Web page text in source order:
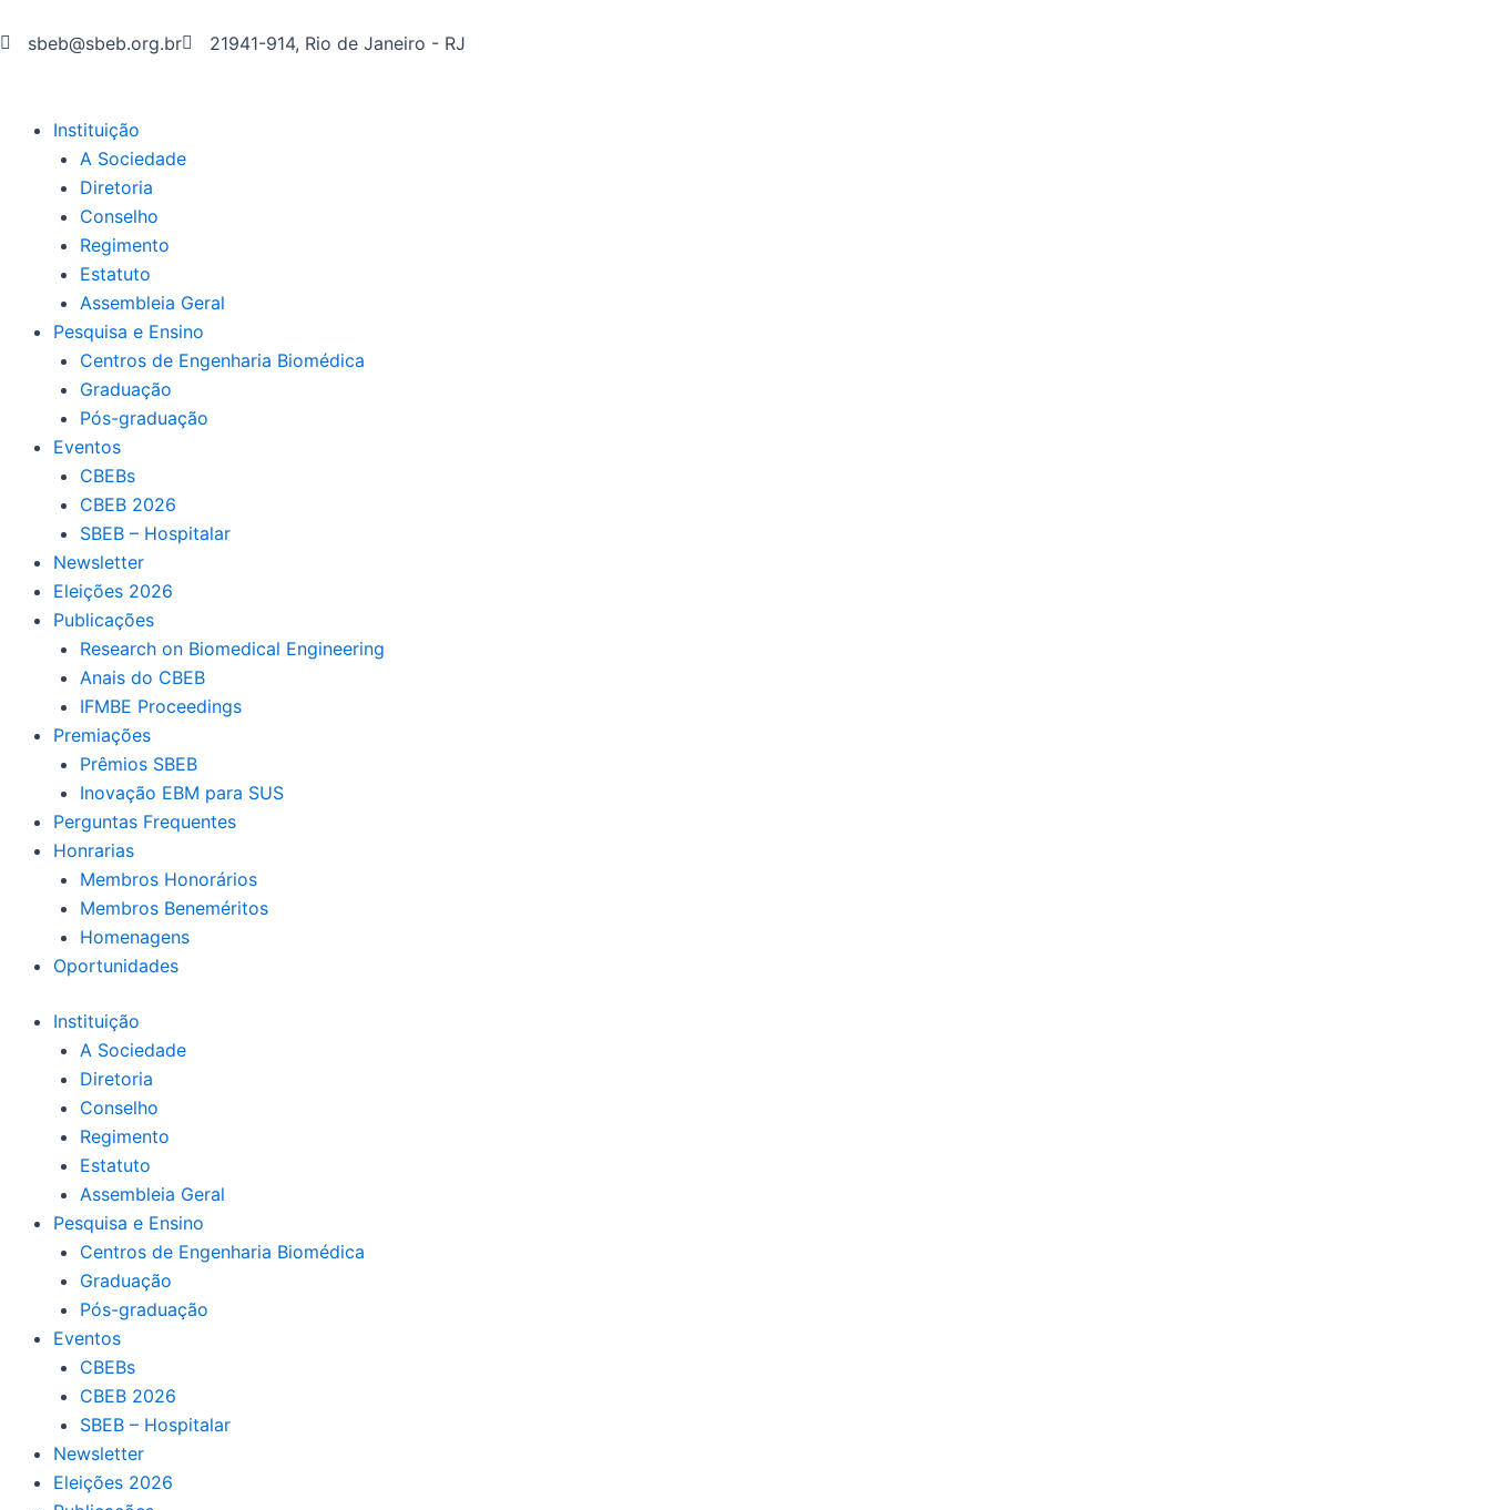
parasbeb@sbeb.org.br 21941-914, Rio de Janeiro - RJ
Instituição
A Sociedade
Diretoria
Conselho
Regimento
Estatuto
Assembleia Geral
Pesquisa e Ensino
Centros de Engenharia Biomédica
Graduação
Pós-graduação
Eventos
CBEBs
CBEB 2026
SBEB – Hospitalar
Newsletter
Eleições 2026
Publicações
Research on Biomedical Engineering
Anais do CBEB
IFMBE Proceedings
Premiações
Prêmios SBEB
Inovação EBM para SUS
Perguntas Frequentes
Honrarias
Membros Honorários
Membros Beneméritos
Homenagens
Oportunidades
Instituição
A Sociedade
Diretoria
Conselho
Regimento
Estatuto
Assembleia Geral
Pesquisa e Ensino
Centros de Engenharia Biomédica
Graduação
Pós-graduação
Eventos
CBEBs
CBEB 2026
SBEB – Hospitalar
Newsletter
Eleições 2026